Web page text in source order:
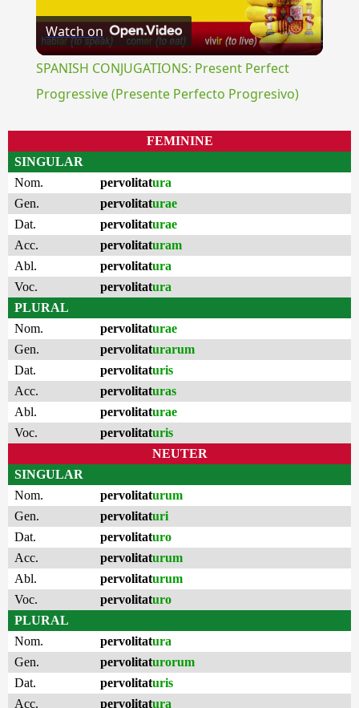
Video
Watch on
SPANISH CONJUGATIONS: Present Perfect
Progressive (Presente Perfecto Progresivo)
FEMININE
SINGULAR
Nom.
pervolitatura
Gen.
pervolitaturae
Dat.
pervolitaturae
Acc.
pervolitaturam
Abl.
pervolitatura
Voc.
pervolitatura
PLURAL
Nom.
pervolitaturae
Gen.
pervolitaturarum
Dat.
pervolitaturis
Acc.
pervolitaturas
Abl.
pervolitaturae
Voc.
pervolitaturis
NEUTER
SINGULAR
Nom.
pervolitaturum
Gen.
pervolitaturi
Dat.
pervolitaturo
Acc.
pervolitaturum
Abl.
pervolitaturum
Voc.
pervolitaturo
PLURAL
Nom.
pervolitatura
Gen.
pervolitaturorum
Dat.
pervolitaturis
Acc.
pervolitatura